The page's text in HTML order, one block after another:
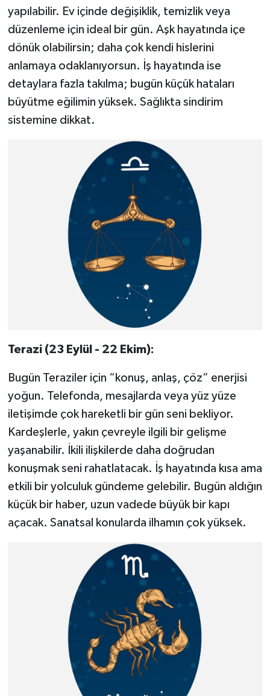
yapılabilir. Ev içinde değişiklik, temizlik veya
düzenleme için ideal bir gün. Aşk hayatında içe
dönük olabilirsin; daha çok kendi hislerini
anlamaya odaklanıyorsun. İş hayatında ise
detaylara fazla takılma; bugün küçük hataları
büyütme eğilimin yüksek. Sağlıkta sindirim
sistemine dikkat.
Terazi (23 Eylül - 22 Ekim):
Bugün Teraziler için “konuş, anlaş, çöz” enerjisi
yoğun. Telefonda, mesajlarda veya yüz yüze
iletişimde çok hareketli bir gün seni bekliyor.
Kardeşlerle, yakın çevreyle ilgili bir gelişme
yaşanabilir. İkili ilişkilerde daha doğrudan
konuşmak seni rahatlatacak. İş hayatında kısa ama
etkili bir yolculuk gündeme gelebilir. Bugün aldığın
küçük bir haber, uzun vadede büyük bir kapı
açacak. Sanatsal konularda ilhamın çok yüksek.